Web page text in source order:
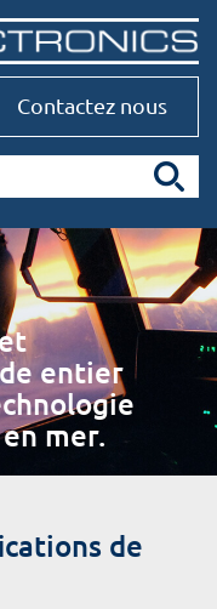
Contactez nous
entier
mer.
de